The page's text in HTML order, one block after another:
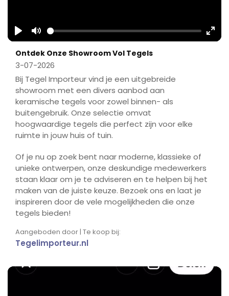
Play Mute
Ontdek Onze Showroom Vol Tegels
3-07-2026
Bij Tegel Importeur vind je een uitgebreide
showroom met een divers aanbod aan
keramische tegels voor zowel binnen- als
buitengebruik. Onze selectie omvat
hoogwaardige tegels die perfect zijn voor elke
ruimte in jouw huis of tuin.
Of je nu op zoek bent naar moderne, klassieke of
unieke ontwerpen, onze deskundige medewerkers
staan klaar om je te adviseren en te helpen bij het
maken van de juiste keuze. Bezoek ons en laat je
inspireren door de vele mogelijkheden die onze
tegels bieden!
Aangeboden door | Te koop bij:
Tegelimporteur.nl